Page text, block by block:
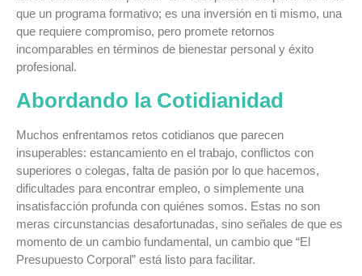
que un programa formativo; es una inversión en ti mismo, una
que requiere compromiso, pero promete retornos
incomparables en términos de bienestar personal y éxito
profesional.
Abordando la Cotidianidad
Muchos enfrentamos retos cotidianos que parecen
insuperables: estancamiento en el trabajo, conflictos con
superiores o colegas, falta de pasión por lo que hacemos,
dificultades para encontrar empleo, o simplemente una
insatisfacción profunda con quiénes somos. Estas no son
meras circunstancias desafortunadas, sino señales de que es
momento de un cambio fundamental, un cambio que “El
Presupuesto Corporal” está listo para facilitar.